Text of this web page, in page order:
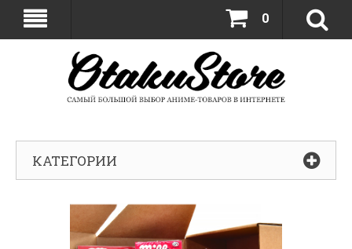
0
КАТЕГОРИИ